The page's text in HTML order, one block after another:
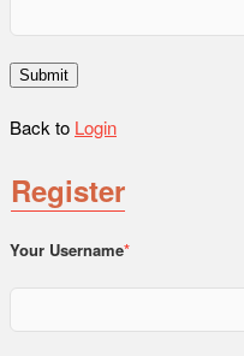
Submit
Back to Login
Register
Your Username*